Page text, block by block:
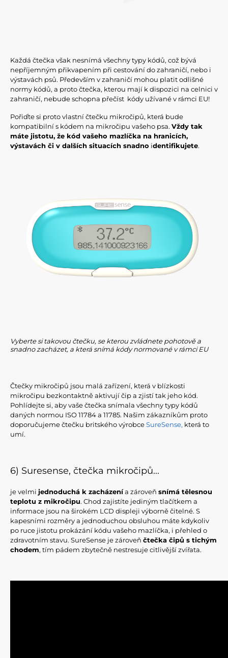
Každá čtečka však nesnímá všechny typy kódů, což bývá
nepříjemným přikvapením při cestování do zahraničí, nebo i
výstavách psů. Především v zahraničí mohou platit odlišné
normy kódů, a proto čtečka, kterou mají k dispozici na celnici v
zahraničí, nebude schopna přečíst kódy užívané v rámci EU!
Pořiďte si proto vlastní čtečku mikročipů, která bude
kompatibilní s kódem na mikročipu vašeho psa. Vždy tak
máte jistotu, že kód vašeho mazlíčka na hranicích,
výstavách či v dalších situacích snadno identifikujete.
Vyberte si takovou čtečku, se kterou zvládnete pohotově a
snadno zacházet, a která snímá kódy normované v rámci EU
Čtečky mikročipů jsou malá zařízení, která v blízkosti
mikročipu bezkontaktně aktivují čip a zjistí tak jeho kód.
Pohlídejte si, aby vaše čtečka snímala všechny typy kódů
daných normou ISO 11784 a 11785. Našim zákazníkům proto
doporučujeme čtečku britského výrobceSureSense, která to
umí.
6) Suresense, čtečka mikročipů...
je velmi jednoduchá k zacházenía zároveň snímá tělesnou
teplotu z mikročipu. Chod zajistíte jediným tlačítkem a
informace jsou na širokém LCD displeji výborně čitelné. S
kapesními rozměry a jednoduchou obsluhou máte kdykoliv
po ruce jistotu prokázání kódu vašeho mazlíčka, i přehled o
zdravotním stavu. SureSense je zároveň čtečka čipů s tichým
chodem, tím pádem zbytečně nestresuje citlivější zvířata.